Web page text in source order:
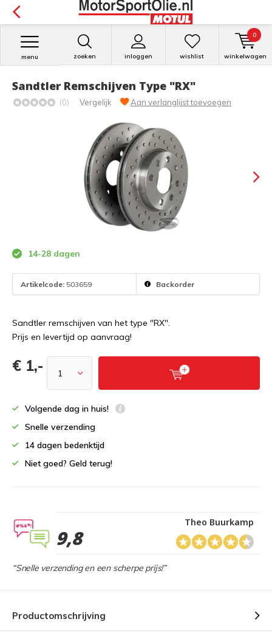
zoeken inloggen
menu wishlist winkelwagen
0
Sandtler Remschijven Type "RX"
(0) Vergelijk Aan verlanglijst toevoegen
14-28 dagen
Artikelcode: 503659 Backorder
Sandtler remschijven van het type "RX".
Prijs en levertijd op aanvraag!
€ 1,-
Volgende dag in huis!
Snelle verzending
14 dagen bedenktijd
Niet goed? Geld terug!
9,8
Theo Buurkamp
“Snelle verzending en een scherpe prijs!”
Productomschrijving